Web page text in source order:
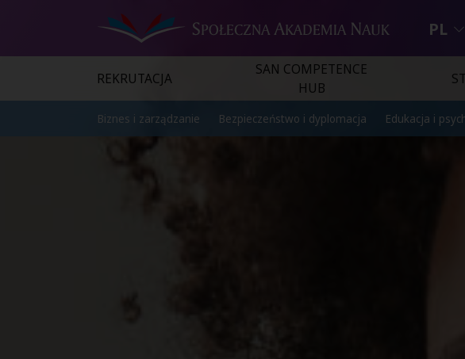
PL
REKRUTACJA
SAN COMPETENCE
HUB
Biznes i zarządzanie Bezpieczeństwo i dyplomacja Edukacja i